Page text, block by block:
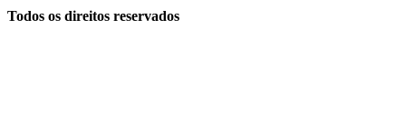
Todos os direitos reservados